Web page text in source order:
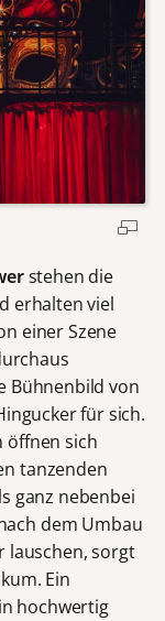
stehen die
erhalten viel
einer Szene
Bühnenbild von
für sich.
öffnen sich
tanzenden
ganz nebenbei
dem Umbau
lauschen, sorgt
Ein
hochwertig